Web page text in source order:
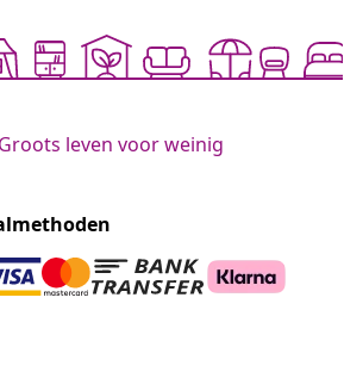
Groots leven voor weinig